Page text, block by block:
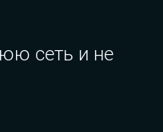
сеть и не